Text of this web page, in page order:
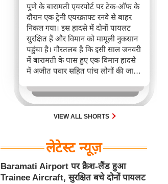
पुणे के बारामती एयरपोर्ट पर टेक-ऑफ के
दौरान एक ट्रेनी एयरक्राफ्ट रनवे से बाहर
निकल गया। इस हादसे में दोनों पायलट
सुरक्षित हैं और विमान को मामूली नुकसान
पहुंचा है। गौरतलब है कि इसी साल जनवरी
में बारामती के पास हुए एक विमान हादसे
में अजीत पवार सहित पांच लोगों की जान
VIEW ALL SHORTS
लेटेस्ट न्यूज़
Baramati Airport पर क्रैश-लैंड हुआ
Trainee Aircraft, सुरक्षित बचे दोनों पायलट